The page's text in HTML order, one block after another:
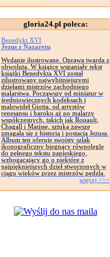
gloria24.pl poleca:
Benedykt XVI
Jezus z Nazaretu
Wydanie ilustrowane. Oprawa twarda z
obwolutą. W książce wspaniały tekst
książki Benedykta XVI został
zilustrowany najwybitniejszymi
dziełami mistrzów zachodniego
malarstwa. Począwszy od miniatur w
średniowiecznych kodeksach i
malowideł Giotta, od artystów
renesansu i baroku aż po malarzy
współczesnych, takich jak Rouault,
Chagall i Matisse, sztuka zawsze
zmagała się z historią i postacią Jezusa.
Album ten oferuje swoisty szlak
ikonograficzny biegnący równolegle
do pełnego tekstu papieskiego,
wzbogacający go o niektóre z
najpiękniejszych dzieł stworzonych w
ciągu wieków przez mistrzów pędzla.
więcej >>>